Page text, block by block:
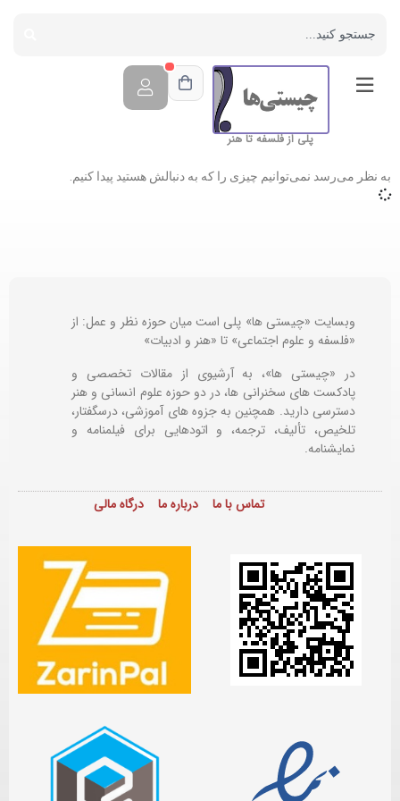
پلی از فلسفه تا هنر
به نظر می‌رسد نمی‌توانیم چیزی را که به دنبالش هستید پیدا کنیم.
وبسایت «چیستی ها» پلی است میان حوزه نظر و عمل: از
«فلسفه و علوم اجتماعی» تا «هنر و ادبیات»
در «چیستی ها»، به آرشیوی از مقالات تخصصی و
پادکست های سخنرانی ها، در دو حوزه علوم انسانی و هنر
دسترسی دارید. همچنین به جزوه های آموزشی، درسگفتار،
تلخیص، تألیف، ترجمه، و اتودهایی برایفیلمنامه و
نمایشنامه.
تماس با ما درباره ما درگاه مالی